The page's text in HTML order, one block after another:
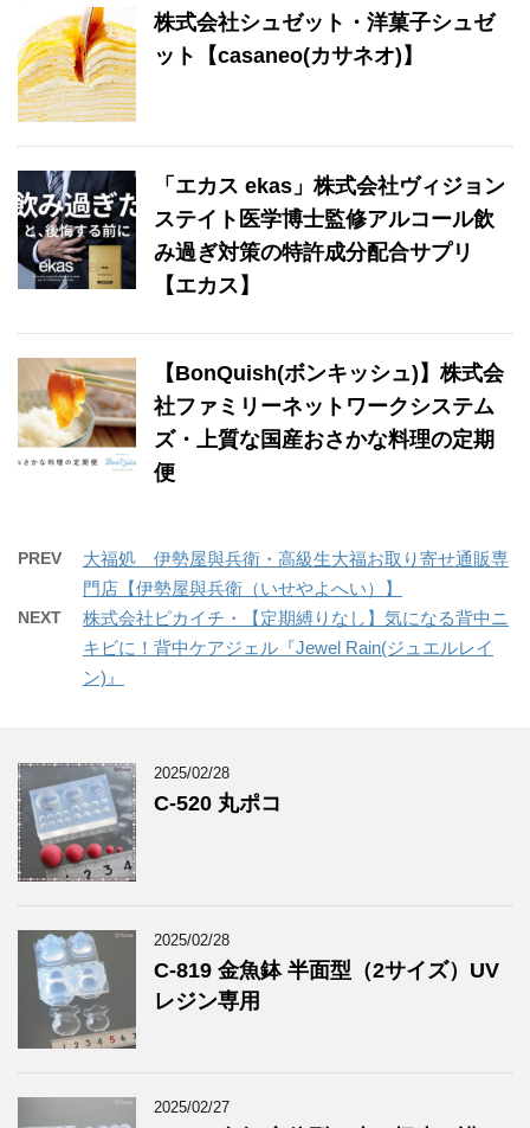
株式会社シュゼット・洋菓子シュゼ
ット【casaneo(カサネオ)】
「エカス ekas」株式会社ヴィジョン
ステイト医学博士監修アルコール飲
み過ぎ対策の特許成分配合サプリ
【エカス】
【BonQuish(ボンキッシュ)】株式会
社ファミリーネットワークシステム
ズ・上質な国産おさかな料理の定期
便
PREV
大福処＿伊勢屋與兵衛・高級生大福お取り寄せ通販専
門店【伊勢屋與兵衛（いせやよへい）】
NEXT
株式会社ピカイチ・【定期縛りなし】気になる背中ニ
キビに！背中ケアジェル『Jewel Rain(ジュエルレイ
ン)』
2025/02/28
C-520 丸ポコ
2025/02/28
C-819 金魚鉢 半面型（2サイズ）UV
レジン専用
2025/02/27